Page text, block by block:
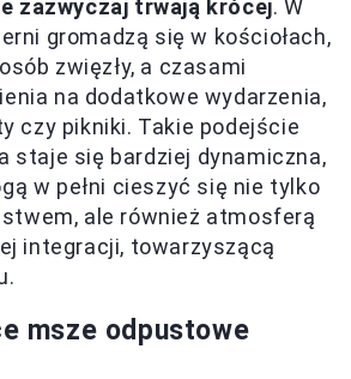
zazwyczaj trwają krócej. W
gromadzą się w kościołach,
zwięzły, a czasami
na dodatkowe wydarzenia,
czy pikniki. Takie podejście
staje się bardziej dynamiczna,
w pełni cieszyć się nie tylko
ale również atmosferą
integracji, towarzyszącą
msze odpustowe